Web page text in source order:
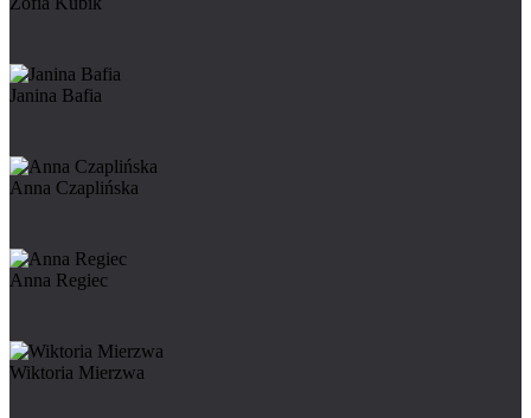
Janina Bafia
Anna Czaplińska
Anna Regiec
Wiktoria Mierzwa